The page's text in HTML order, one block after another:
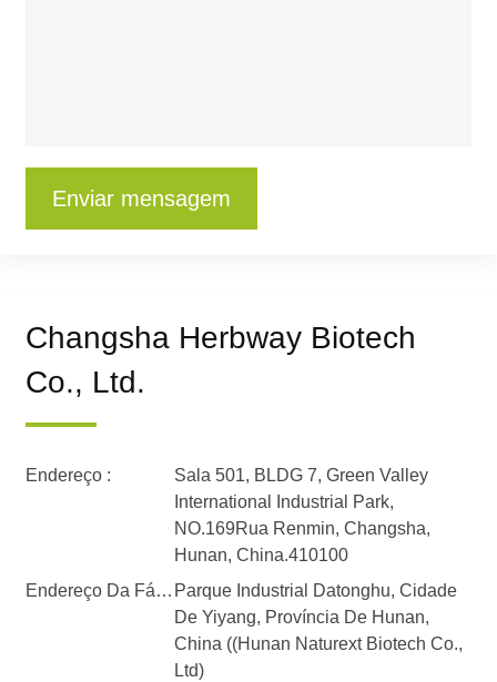
Enviar mensagem
Changsha Herbway Biotech
Co., Ltd.
Endereço :
Sala 501, BLDG 7, Green Valley
International Industrial Park,
NO.169Rua Renmin, Changsha,
Hunan, China.410100
Endereço Da Fábrica : Parque Industrial Datonghu, Cidade
De Yiyang, Província De Hunan,
China ((Hunan Naturext Biotech Co.,
Ltd)